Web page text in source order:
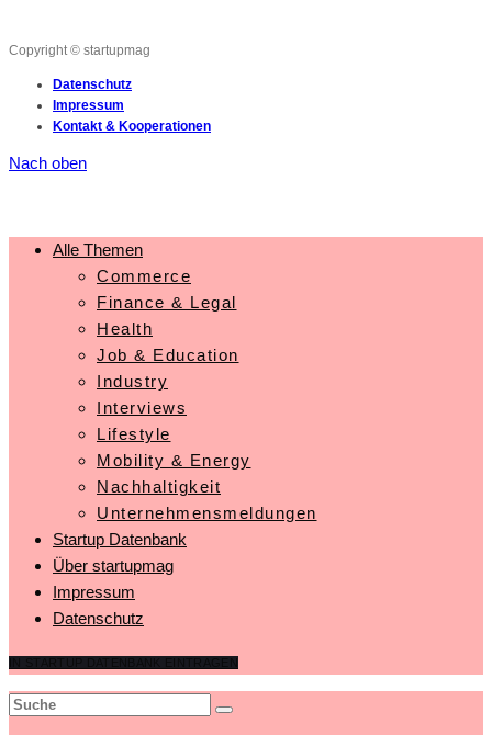
Copyright © startupmag
Datenschutz
Impressum
Kontakt & Kooperationen
Nach oben
Alle Themen
Commerce
Finance & Legal
Health
Job & Education
Industry
Interviews
Lifestyle
Mobility & Energy
Nachhaltigkeit
Unternehmensmeldungen
Startup Datenbank
Über startupmag
Impressum
Datenschutz